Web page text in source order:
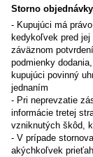
Storno objednávky
- Kupujúci má
kedykoľvek pred
záväznom
podmienky
kupujúci povinný
jednaním
- Pri neprevzatie
informácie tretej
vzniknutých škôd,
- V prípade
akýchkoľvek